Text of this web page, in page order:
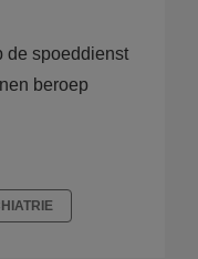
de spoeddienst
beroep